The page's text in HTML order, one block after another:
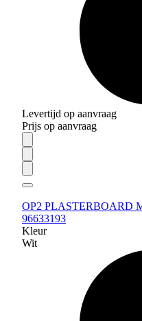
Levertijd op aanvraag
Prijs op aanvraag
OP2 PLASTERBOARD
96633193
Kleur
Wit